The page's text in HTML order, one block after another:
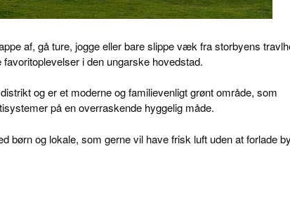
af, gå ture, jogge eller bare slippe væk fra storbyens
favoritoplevelser i den ungarske hovedstad.
og er et moderne og familievenligt grønt område, som
på en overraskende hyggelig måde.
børn og lokale, som gerne vil have frisk luft uden at forlade